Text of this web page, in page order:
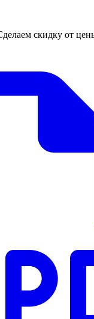
скидку от